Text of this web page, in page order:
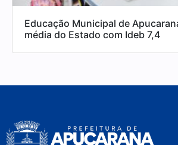
Educação Municipal de
média do Estado com Ideb 7,4